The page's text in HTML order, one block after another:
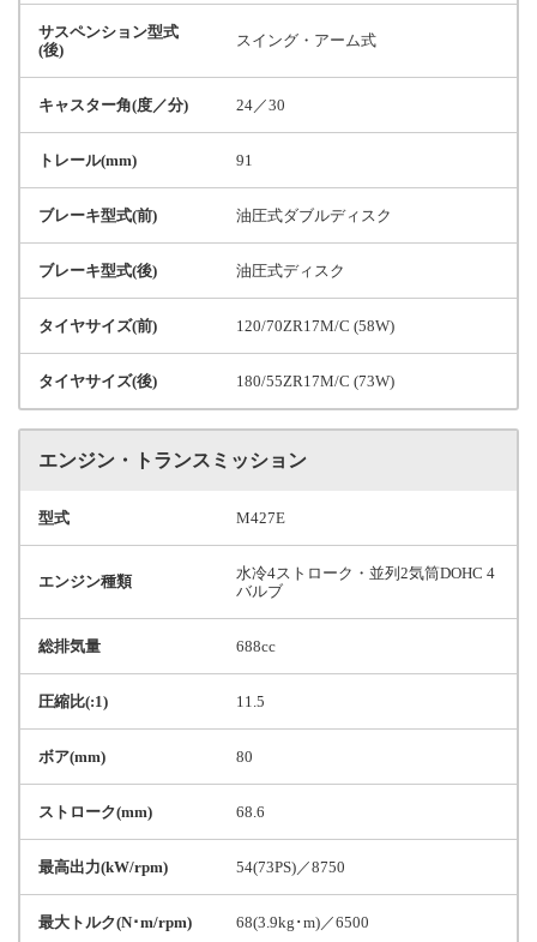
サスペンション型式
(後)
スイング・アーム式
キャスター角(度／分) 24／30
トレール(mm) 91
ブレーキ型式(前) 油圧式ダブルディスク
ブレーキ型式(後) 油圧式ディスク
タイヤサイズ(前) 120/70ZR17M/C (58W)
タイヤサイズ(後) 180/55ZR17M/C (73W)
エンジン・トランスミッション
型式 M427E
エンジン種類
水冷4ストローク・並列2気筒DOHC 4
バルブ
総排気量 688cc
圧縮比(:1) 11.5
ボア(mm) 80
ストローク(mm) 68.6
最高出力(kW/rpm) 54(73PS)／8750
最大トルク(N･m/rpm) 68(3.9kg･m)／6500